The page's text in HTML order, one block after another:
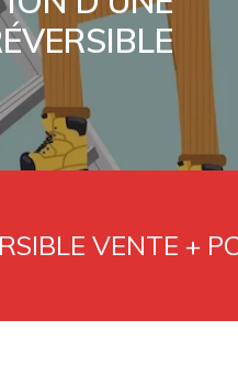
VENTE +